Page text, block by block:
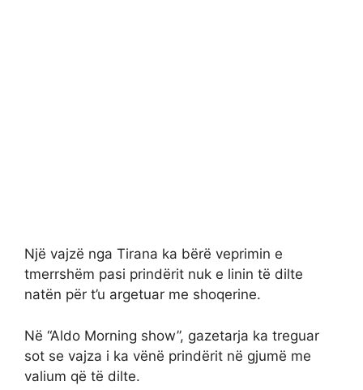
Një vajzë nga Tirana ka bërë veprimin e
tmerrshëm pasi prindërit nuk e linin të dilte
natën për t’u argetuar me shoqerine.
Në “Aldo Morning show”, gazetarja ka treguar
sot se vajza i ka vënë prindërit në gjumë me
valium që të dilte.